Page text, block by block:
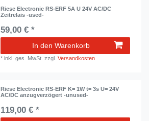
Riese Electronic RS-ERF 5A U 24V AC/DC
Zeitrelais -used-
59,00 € *
In den Warenkorb
*inkl. ges. MwSt. zzgl.Versandkosten
Riese Electronic RS-ERF K= 1W t= 3s U= 24V
AC/DC anzugverzögert -unused-
119,00 € *